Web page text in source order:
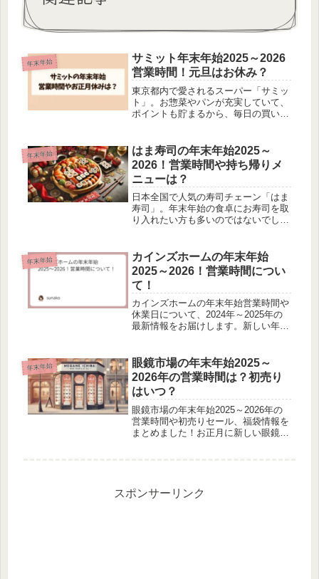
年末年始
サミット年末年始2025～2026
営業時間！元旦はお休み？
東京都内で愛されるスーパー「サミッ
ト」。お惣菜やパンが充実していて、
ポイントも貯まるから、毎日の買い物
るのか気になりませんか？この記事で
は、2025～2026年の年末年始に...
年末年始
はま寿司の年末年始2025～
2026！営業時間や持ち帰りメ
ニューは？
日本全国で人気の寿司チェーン「はま
寿司」。年末年始の食卓にお寿司を取
り入れたい方も多いのではないでしょ
を楽しみませんか？この記事では、は
ま寿司の年末年始営業時間、特別持ち
帰...
年末年始
カインズホームの年末年始
2025～2026！営業時間につい
て！
カインズホームの年末年始営業時間や
休業日について、2024年～2025年の
最新情報をお届けします。新しい年の
ょうか？カインズホームの年末年始の
営業スケジュールを事前に確認...
年末年始
眼鏡市場の年末年始2025～
2026年の営業時間は？初売り
はいつ？
眼鏡市場の年末年始2025～2026年の
営業時間や初売りセール、福袋情報を
まとめました！お正月に新しい眼鏡を
スポンサーリンク